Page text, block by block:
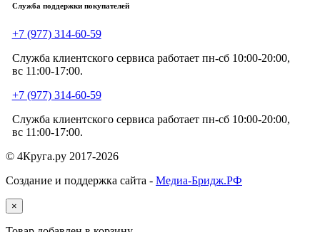
Служба поддержки покупателей
+7 (977) 314-60-59
Служба клиентского сервиса работает пн-сб 10:00-20:00,
вс 11:00-17:00.
+7 (977) 314-60-59
Служба клиентского сервиса работает пн-сб 10:00-20:00,
вс 11:00-17:00.
© 4Круга.ру 2017-2026
Создание и поддержка сайта - Медиа-Бридж.РФ
×